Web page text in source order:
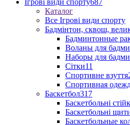
Ігрові види спорту687
Каталог
Все Ігрові види спорту
Бадмінтон, сквош,
Бадминтонные
Воланы для
Наборы для
Сітки11
Спортивне взуття
Спортивная
Баскетбол317
Баскетбольні
Баскетбольні
Баскетбольные